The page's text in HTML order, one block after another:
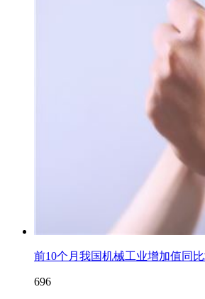
前10个月我国机械工业增加值同
696